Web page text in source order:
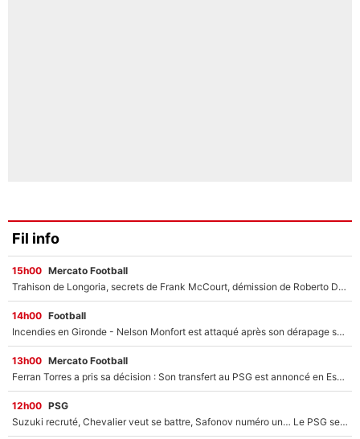
Fil info
15h00 Mercato Football
Trahison de Longoria, secrets de Frank McCourt, démission de Roberto De Zerbi : Medhi Benatia se lâche sur départ de l'OM et fait d'importantes révélations
14h00 Football
Incendies en Gironde - Nelson Monfort est attaqué après son dérapage sur CNews : «Et lui, il prend combien pour parler dans un studio climatisé?»
13h00 Mercato Football
Ferran Torres a pris sa décision : Son transfert au PSG est annoncé en Espagne !
12h00 PSG
Suzuki recruté, Chevalier veut se battre, Safonov numéro un… Le PSG se lance encore dans un gros chantier pour le poste de gardien de but